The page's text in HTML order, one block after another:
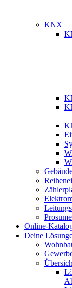
KNX
Online-
Deine